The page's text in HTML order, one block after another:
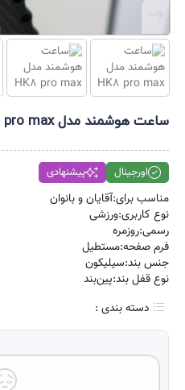
ساعت هوشمند مدل HK8 pro max
اورجینال پیشنهادی
مناسب برای:آقایان و بانوان
نوع کاربری:ورزشی
رسمی:روزمره
فرم صفحه:مستطیل
جنس بند:سیلیکون
نوع قفل بند:پین‌بند
دسته بندی :